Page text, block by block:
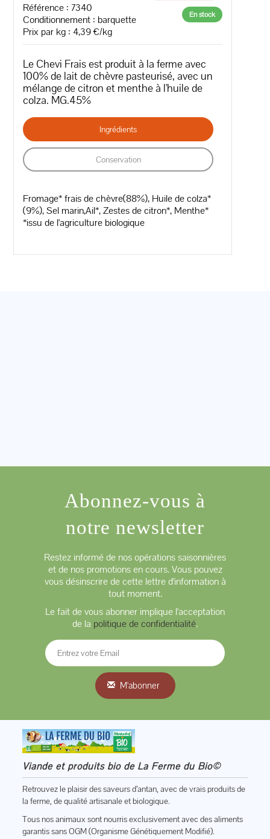
Référence : 7340
Conditionnement : barquette
Prix par kg : 4,39 €/kg
En stock
Le Chevi Frais est produit à la ferme avec
100% de lait de chèvre pasteurisé, avec un
mélange de citron et menthe à l'huile de
colza. MG.45%
Ingrédients
Conservation
Fromage* frais de chèvre(88%), Huile de colza*
(9%), Sel marin,Ail*, Zestes de citron*, Menthe*
*issu de l'agriculture biologique
Abonnez-vous à
notre newsletter
Restez informé de nos opérations saisonnières
et de nos promotions en cours. Vous pouvez
vous désinscrire de cette lettre d'information à
tout moment.
Le fait de vous abonner implique l'acceptation
de la politique de confidentialité.
M'abonner
Viande et produits bio de La Ferme du Bio©
Retrouvez le plaisir des saveurs d’antan, avec de vrais produits de
la ferme, de qualité artisanale et biologique.
Tous nos animaux sont nourris exclusivement avec des aliments
garantis sans OGM (Organisme Génétiquement Modifié).